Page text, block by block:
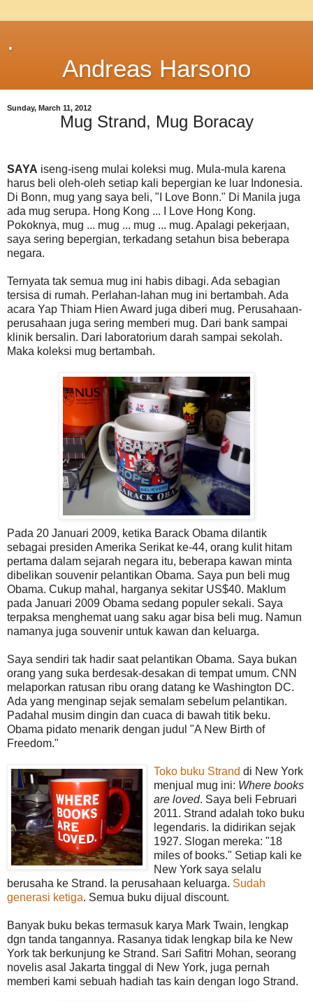
.
Andreas Harsono
Sunday, March 11, 2012
Mug Strand, Mug Boracay
SAYA iseng-iseng mulai koleksi mug. Mula-mula karena
harus beli oleh-oleh setiap kali bepergian ke luar Indonesia.
Di Bonn, mug yang saya beli, "I Love Bonn." Di Manila juga
ada mug serupa. Hong Kong ... I Love Hong Kong.
Pokoknya, mug ... mug ... mug ... mug. Apalagi pekerjaan,
saya sering bepergian, terkadang setahun bisa beberapa
negara.
Ternyata tak semua mug ini habis dibagi. Ada sebagian
tersisa di rumah. Perlahan-lahan mug ini bertambah. Ada
acara Yap Thiam Hien Award juga diberi mug. Perusahaan-
perusahaan juga sering memberi mug. Dari bank sampai
klinik bersalin. Dari laboratorium darah sampai sekolah.
Maka koleksi mug bertambah.
Pada 20 Januari 2009, ketika Barack Obama dilantik
sebagai presiden Amerika Serikat ke-44, orang kulit hitam
pertama dalam sejarah negara itu, beberapa kawan minta
dibelikan souvenir pelantikan Obama. Saya pun beli mug
Obama. Cukup mahal, harganya sekitar US$40. Maklum
pada Januari 2009 Obama sedang populer sekali. Saya
terpaksa menghemat uang saku agar bisa beli mug. Namun
namanya juga souvenir untuk kawan dan keluarga.
Saya sendiri tak hadir saat pelantikan Obama. Saya bukan
orang yang suka berdesak-desakan di tempat umum. CNN
melaporkan ratusan ribu orang datang ke Washington DC.
Ada yang menginap sejak semalam sebelum pelantikan.
Padahal musim dingin dan cuaca di bawah titik beku.
Obama pidato menarik dengan judul "A New Birth of
Freedom."
Toko buku Strand di New York
menjual mug ini: Where books
are loved. Saya beli Februari
2011. Strand adalah toko buku
legendaris. Ia didirikan sejak
1927. Slogan mereka: "18
miles of books." Setiap kali ke
New York saya selalu
berusaha ke Strand. Ia perusahaan keluarga. Sudah
generasi ketiga. Semua buku dijual discount.
Banyak buku bekas termasuk karya Mark Twain, lengkap
dgn tanda tangannya. Rasanya tidak lengkap bila ke New
York tak berkunjung ke Strand. Sari Safitri Mohan, seorang
novelis asal Jakarta tinggal di New York, juga pernah
memberi kami sebuah hadiah tas kain dengan logo Strand.